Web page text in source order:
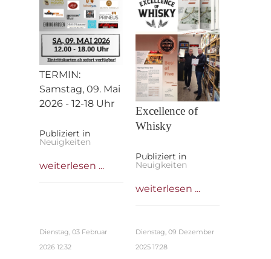
TERMIN:
Samstag, 09. Mai
2026 - 12-18 Uhr
Publiziert in
Neuigkeiten
weiterlesen ...
Excellence of
Whisky
Publiziert in
Neuigkeiten
weiterlesen ...
Dienstag, 03 Februar
2026 12:32
Dienstag, 09 Dezember
2025 17:28